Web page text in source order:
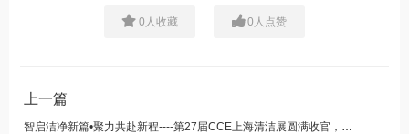
0 人收藏 0 人点赞
上一篇
智启洁净新篇•聚力共赴新程----第27届CCE上海清洁展圆满收官，7月成都续写精彩